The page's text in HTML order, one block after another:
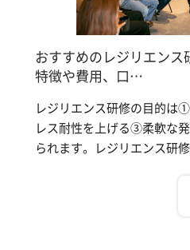
おすすめのレジリエンス
特徴や費用、口…
レジリエンス研修の目的は
レス耐性を上げる③柔軟な
られます。レジリエンス研